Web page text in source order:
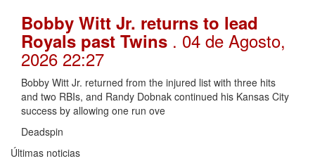
Bobby Witt Jr. returns to lead
Royals past Twins . 04 de Agosto,
2026 22:27
Bobby Witt Jr. returned from the injured list with three hits
and two RBIs, and Randy Dobnak continued his Kansas City
success by allowing one run ove
Deadspin
Últimas noticias